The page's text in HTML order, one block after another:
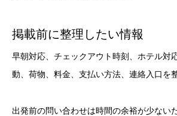
掲載前に整理したい情報
早朝対応、チェックアウト時刻、ホテル対
動、荷物、料金、支払い方法、連絡入口を
出発前の問い合わせは時間の余裕が少ない